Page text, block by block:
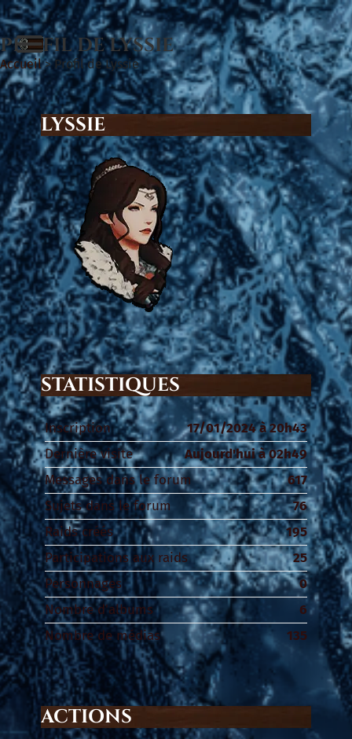
PROFIL DE LYSSIE
Accueil > Profil de Lyssie
LYSSIE
STATISTIQUES
Inscription
17/01/2024 à 20h43
Dernière visite
Aujourd'hui à 02h49
Messages dans le forum
617
Sujets dans le forum
76
Raids créés
195
Participations aux raids
25
Personnages
0
Nombre d'albums
6
Nombre de médias
135
ACTIONS